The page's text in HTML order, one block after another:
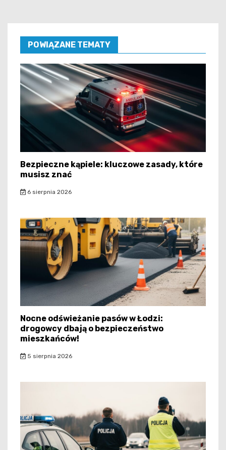
POWIĄZANE TEMATY
Bezpieczne kąpiele: kluczowe zasady, które
musisz znać
6 sierpnia 2026
Nocne odświeżanie pasów w Łodzi:
drogowcy dbają o bezpieczeństwo
mieszkańców!
5 sierpnia 2026